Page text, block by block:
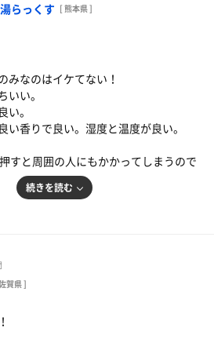
いなくて困った。
ペースにお湯をかけることができな
はない。
の椅子と机のセットがあって
面白い。
湯
よい。ちょっと塩素？
施設だと感じた。
らっくす [ 熊本県 ]
みなのはイケてない！
いい。
。
い香りで良い。湿度と温度が良い。
すと周囲の人にもかかってしまうので
子が並べられている。
していない。
いる人の話し声がうるさい
なかった。
続きを読む
賀県 ]